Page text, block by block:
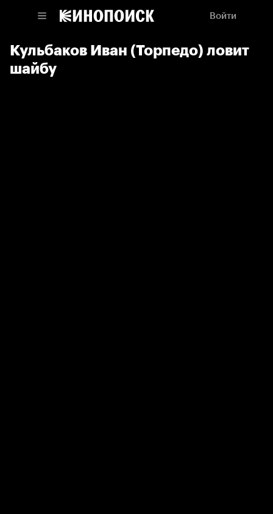
Войти
Кульбаков Иван (Торпедо) ловит
шайбу